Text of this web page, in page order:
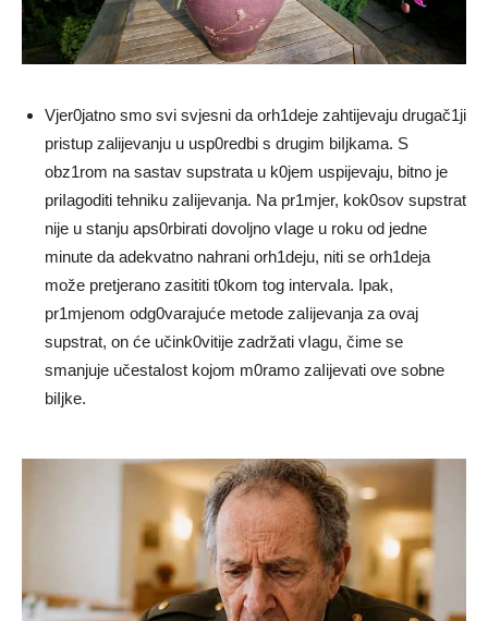
Vjer0jatno smo svi svjesni da orh1deje zahtijevaju drugač1ji
pristup zalijevanju u usp0redbi s drugim biIjkama. S
obz1rom na sastav supstrata u k0jem uspijevaju, bitno je
priIagoditi tehniku ​​zaIijevanja. Na pr1mjer, kok0sov supstrat
nije u stanju aps0rbirati dovoljno vIage u roku od jedne
minute da adekvatno nahrani orh1deju, niti se orh1deja
može pretjerano zasititi t0kom tog intervaIa. Ipak,
pr1mjenom odg0varajuće metode zaIijevanja za ovaj
supstrat, on će učink0vitije zadržati vIagu, čime se
smanjuje učestaIost kojom m0ramo zaIijevati ove sobne
biIjke.